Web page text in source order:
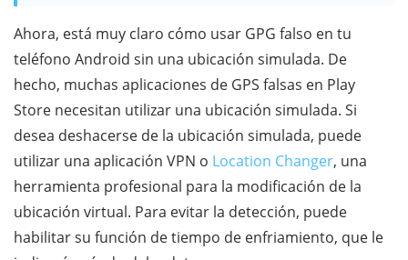
Ahora, está muy claro cómo usar GPG falso en tu
teléfono Android sin una ubicación simulada. De
hecho, muchas aplicaciones de GPS falsas en Play
Store necesitan utilizar una ubicación simulada. Si
desea deshacerse de la ubicación simulada, puede
utilizar una aplicación VPN o Location Changer, una
herramienta profesional para la modificación de la
ubicación virtual. Para evitar la detección, puede
habilitar su función de tiempo de enfriamiento, que le